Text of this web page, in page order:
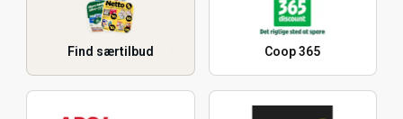
Find særtilbud Coop 365